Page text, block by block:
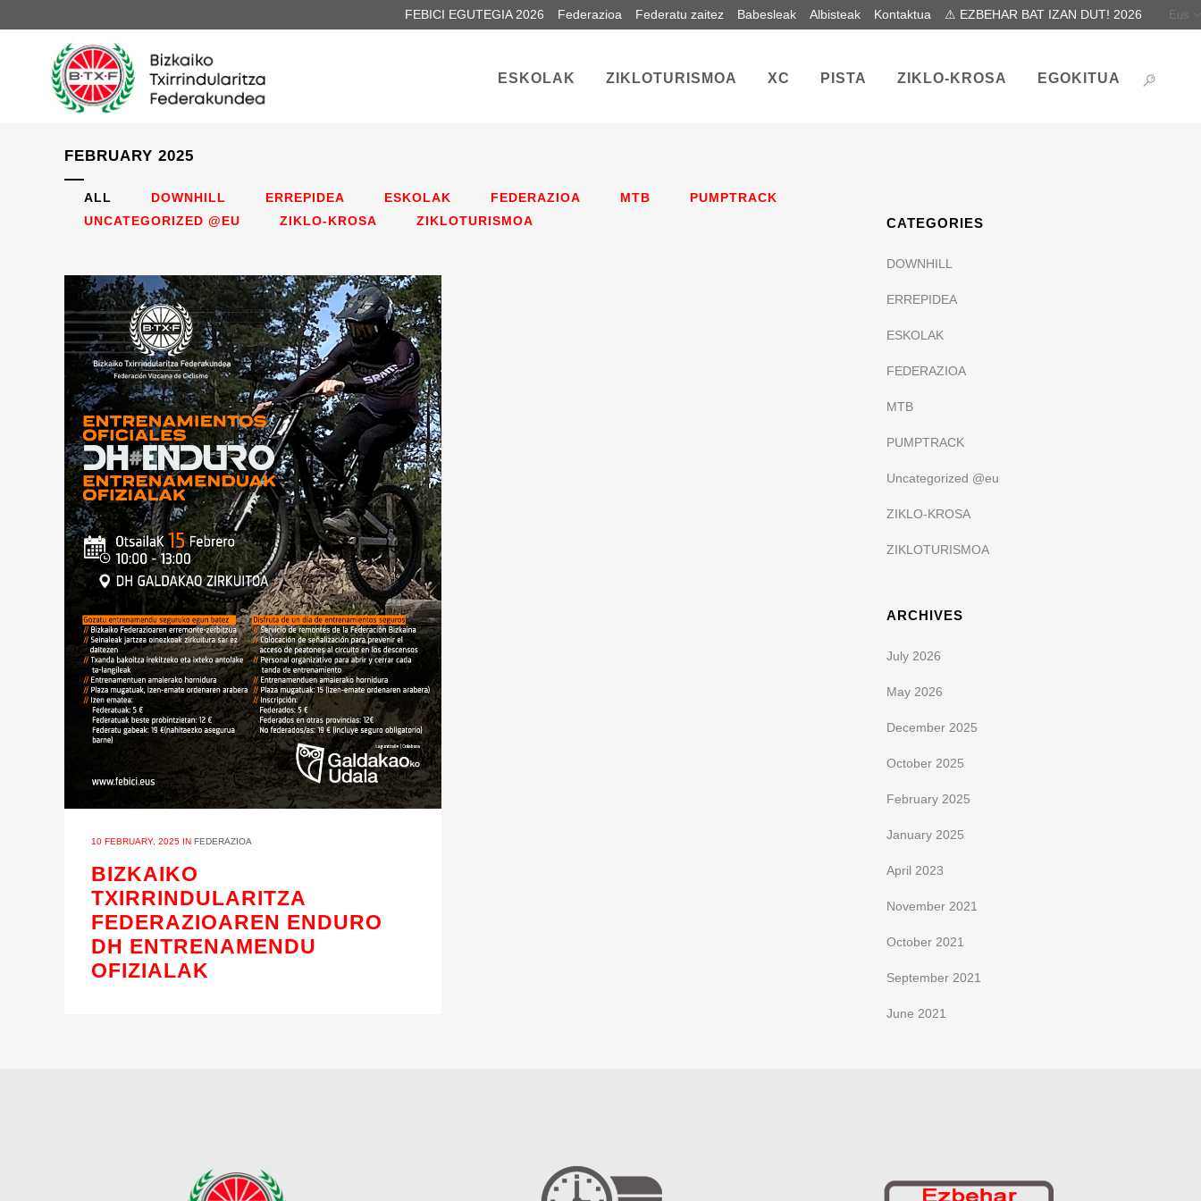
FEBICI EGUTEGIA 2026 Federazioa Federatu zaitez Babesleak Albisteak Kontaktua ⚠ EZBEHAR BAT IZAN DUT! 2026 Eus
ESKOLAK ZIKLOTURISMOA XC PISTA ZIKLO-KROSA EGOKITUA
FEBRUARY 2025
ALL DOWNHILL ERREPIDEA ESKOLAK FEDERAZIOA MTB
PUMPTRACK
UNCATEGORIZED @EU
ZIKLO-KROSA ZIKLOTURISMOA
10 FEBRUARY, 2025 IN FEDERAZIOA
BIZKAIKO
TXIRRINDULARITZA
FEDERAZIOAREN ENDURO
DH ENTRENAMENDU
OFIZIALAK
CATEGORIES
DOWNHILL
ERREPIDEA
ESKOLAK
FEDERAZIOA
MTB
PUMPTRACK
Uncategorized @eu
ZIKLO-KROSA
ZIKLOTURISMOA
ARCHIVES
July 2026
May 2026
December 2025
October 2025
February 2025
January 2025
April 2023
November 2021
October 2021
September 2021
June 2021